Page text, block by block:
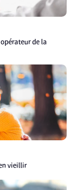
de la
vieillir